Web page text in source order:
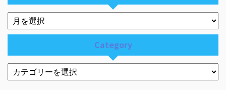
Category